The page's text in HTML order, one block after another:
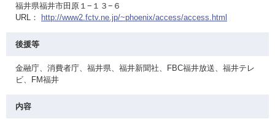
福井県福井市田原１−１３−６
URL：
http://www2.fctv.ne.jp/~phoenix/access/access.html
後援等
金融庁、消費者庁、福井県、福井新聞社、FBC福井放送、福井テレ
ビ、FM福井
内容